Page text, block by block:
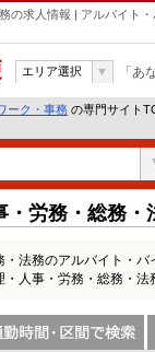
の求人情報 | アルバイト
エリア選択 「あ
ーク・事務 の専門サイト
労務・総務
法務のアルバイト・
人事・労務・総務・法